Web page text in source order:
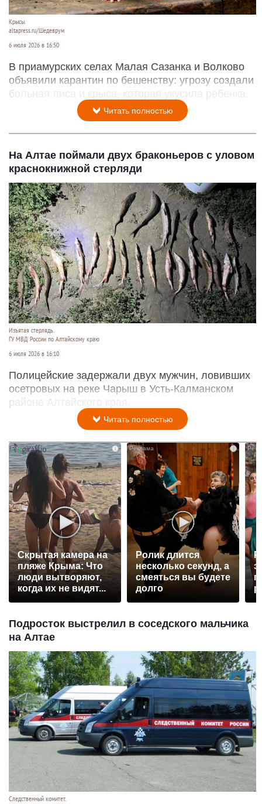
Крысы.
altapress.ru/Шедеврум
6 июля 2026 в 16:50
В приамурских селах Малая Сазанка и Волково
объявили карантин по бешенству: угрозу создали
больная лиса и крыса, которая укусила ребенка.
Читать полностью
На Алтае поймали двух браконьеров с уловом
краснокнижной стерляди
Изъятая стерлядь.
ГУ МВД России по Алтайскому краю
6 июля 2026 в 16:10
Полицейские задержали двух мужчин, ловивших
осетровых на реке Чарыш в Усть-Калманском
районе Алтайского края.
Читать полностью
i
Скрытая камера на
пляже Крыма: Что
люди вытворяют,
когда их не видят...
Ролик длится
несколько секунд, а
смеяться вы будете
долго
Подросток выстрелил в соседского мальчика
на Алтае
Следственный комитет.